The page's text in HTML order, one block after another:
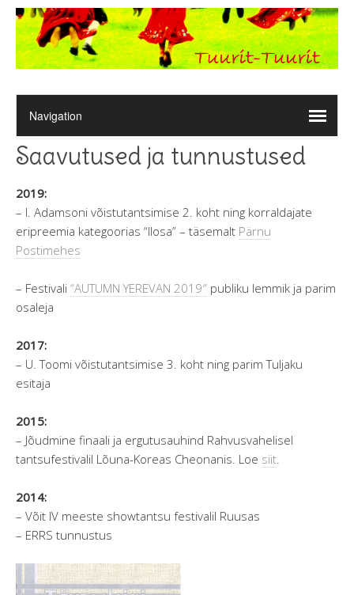
Saavutused ja tunnustused
2019:
– I. Adamsoni võistutantsimise 2. koht ning korraldajate
eripreemia kategoorias “Ilosa” – täsemalt Pärnu
Postimehes
– Festivali “AUTUMN YEREVAN 2019″ publiku lemmik ja parim
osaleja
2017:
– U. Toomi võistutantsimise 3. koht ning parim Tuljaku
esitaja
2015:
– Jõudmine finaali ja ergutusauhind Rahvusvahelisel
tantsufestivalil Lõuna-Koreas Cheonanis. Loe siit
2014:
– Võit IV meeste showtantsu festivalil Ruusas
– ERRS tunnustus